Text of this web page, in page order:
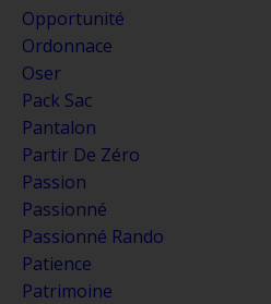
Opportunité
Ordonnace
Oser
Pack Sac
Pantalon
Partir De Zéro
Passion
Passionné
Passionné Rando
Patience
Patrimoine